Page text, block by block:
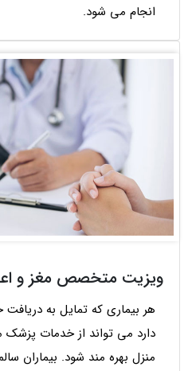
انجام می شود.
ویزیت متخصص مغز و
هر بیماری که تمایل به
دارد می تواند از خدمات
منزل بهره مند شود. بیماران